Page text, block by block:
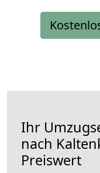
Ihr
nach
Preiswert